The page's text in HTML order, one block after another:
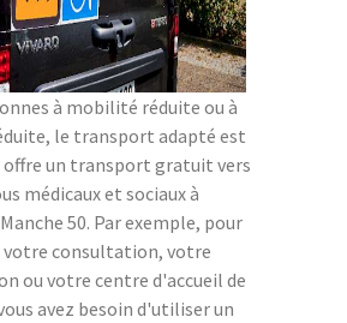
à mobilité réduite ou à
le transport adapté est
offre un transport gratuit vers
médicaux et sociaux à
50. Par exemple, pour
votre consultation, votre
ou votre centre d'accueil de
avez besoin d'utiliser un